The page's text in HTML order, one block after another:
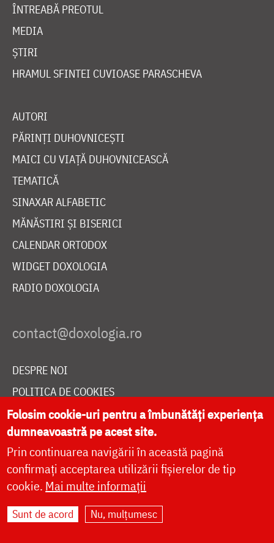
ÎNTREABĂ PREOTUL
MEDIA
ȘTIRI
HRAMUL SFINTEI CUVIOASE PARASCHEVA
AUTORI
PĂRINȚI DUHOVNICEȘTI
MAICI CU VIAȚĂ DUHOVNICEASCĂ
TEMATICĂ
SINAXAR ALFABETIC
MĂNĂSTIRI ȘI BISERICI
CALENDAR ORTODOX
WIDGET DOXOLOGIA
RADIO DOXOLOGIA
DESPRE NOI
POLITICA DE COOKIES
DONEAZĂ ONLINE PENTRU CATEDRALA NAȚIONALĂ
LIVE
Site dezvoltat deDOXOLOGIA MEDIA
Folosim cookie-uri pentru a îmbunătăți experiența
dumneavoastră pe acest site.
Prin continuarea navigării în această pagină
confirmați acceptarea utilizării fișierelor de tip
cookie. Mai multe informații
Sunt de acord Nu, mulțumesc